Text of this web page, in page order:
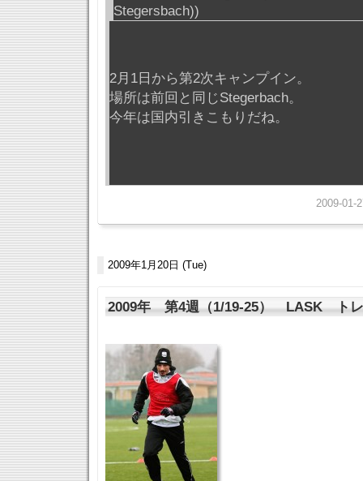
Stegersbach))
2月1日から第2次キャンプイン。
場所は前回と同じStegerbach。
今年は国内引きこもりだね。
2009-01-
2009年1月20日 (Tue)
2009年 第4週（1/19-25） LASK トレ